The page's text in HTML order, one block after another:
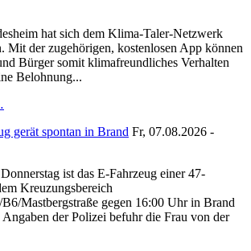
hat sich dem Klima-Taler-Netzwerk
Mit der zugehörigen, kostenlosen App können
Bürger somit klimafreundliches Verhalten
Belohnung...
gerät spontan in Brand Fr, 07.08.2026 -
ist das E-Fahrzeug einer 47-
Kreuzungsbereich
Mastbergstraße gegen 16:00 Uhr in Brand
Angaben der Polizei befuhr die Frau von der